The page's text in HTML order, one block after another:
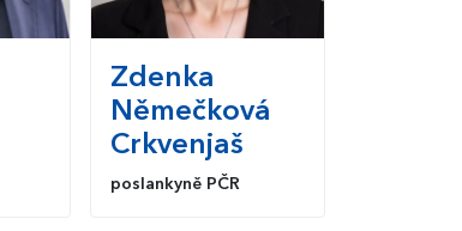
Zdenka
Němečková
Crkvenjaš
poslankyně PČR